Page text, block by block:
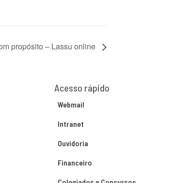
propósito – Lassu online
Acesso rápido
Webmail
Intranet
Ouvidoria
Financeiro